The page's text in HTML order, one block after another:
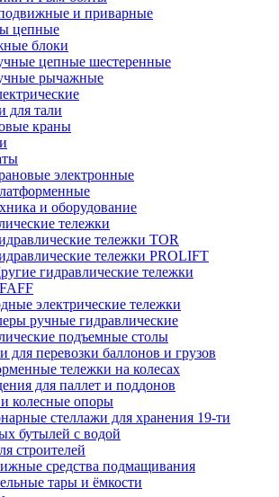
и приварные
цепные
блоки
цепные шестеренные
рычажные
для тали
краны
электронные
и оборудование
тележки
тележки TOR
тележки PROLIFT
гидравлические тележки
электрические тележки
ручные гидравлические
подъемные столы
для перевозки баллонов и грузов
тележки на колесах
для паллет и поддонов
колесные опоры
стеллажи для хранения 19-ти
бутылей с водой
строителей
средства подмащивания
тары и ёмкости